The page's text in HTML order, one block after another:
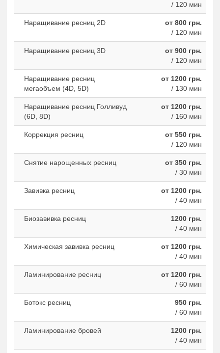
/ 120 мин
Наращивание ресниц 2D
от 800 грн.
/ 120 мин
Наращивание ресниц 3D
от 900 грн.
/ 120 мин
Наращивание ресниц
мегаобъем (4D, 5D)
от 1200 грн.
/ 130 мин
Наращивание ресниц Голливуд
(6D, 8D)
от 1200 грн.
/ 160 мин
Коррекция ресниц
от 550 грн.
/ 120 мин
Снятие нарощенных ресниц
от 350 грн.
/ 30 мин
Завивка ресниц
от 1200 грн.
/ 40 мин
Биозавивка ресниц
1200 грн.
/ 40 мин
Химическая завивка ресниц
от 1200 грн.
/ 40 мин
Ламинирование ресниц
от 1200 грн.
/ 60 мин
Ботокс ресниц
950 грн.
/ 60 мин
Ламинирование бровей
1200 грн.
/ 40 мин